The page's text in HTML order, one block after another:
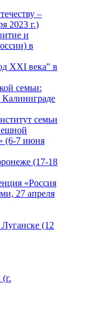
–
2023 г.)
и
в
XXI века" в
семьи:
Калиниграде
семьи
(6-7 июня
(17-18
«Россия
27 апреля
(12